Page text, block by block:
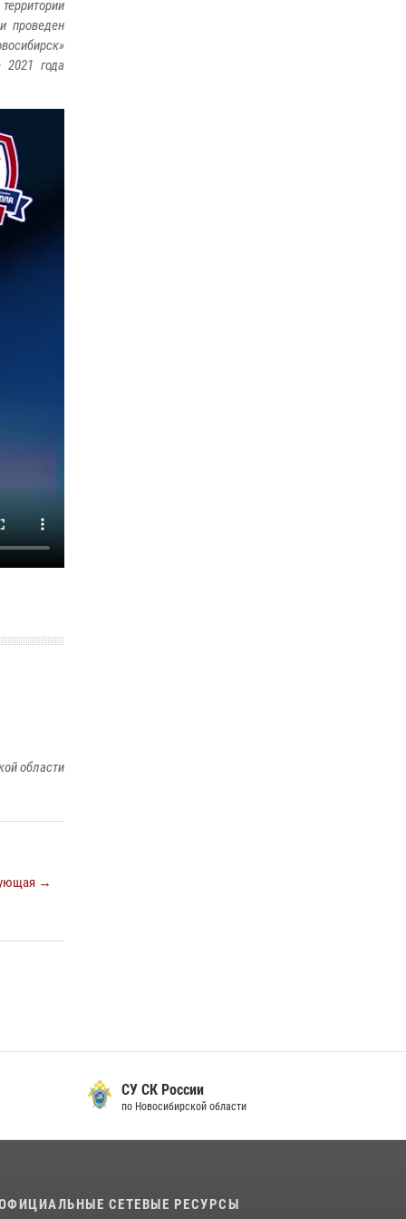
проведен
2021 года
области
→
СУ СК России
по Новосибирской области
СЕТЕВЫЕ РЕСУРСЫ